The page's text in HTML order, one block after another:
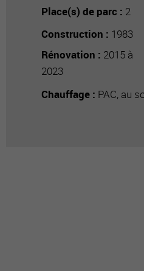
Place(s) de parc : 2
Construction : 1983
Rénovation : 2015 à
2023
Chauffage : PAC, au